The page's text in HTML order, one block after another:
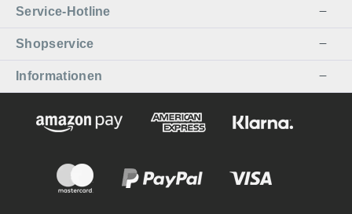
Service-Hotline
Shopservice
Informationen